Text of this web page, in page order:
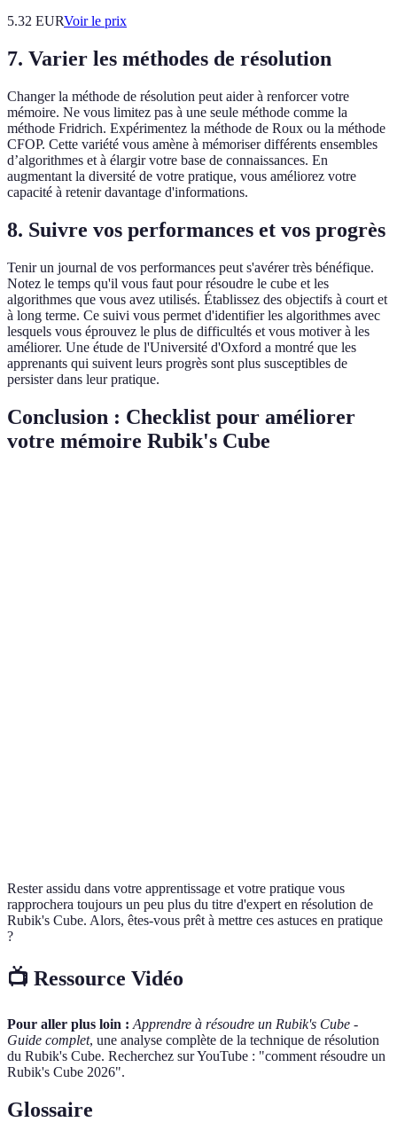
5.32 EURVoir le prix
7. Varier les méthodes de résolution
Changer la méthode de résolution peut aider à renforcer votre
mémoire. Ne vous limitez pas à une seule méthode comme la
méthode Fridrich. Expérimentez la méthode de Roux ou la méthode
CFOP. Cette variété vous amène à mémoriser différents ensembles
d’algorithmes et à élargir votre base de connaissances. En
augmentant la diversité de votre pratique, vous améliorez votre
capacité à retenir davantage d'informations.
8. Suivre vos performances et vos progrès
Tenir un journal de vos performances peut s'avérer très bénéfique.
Notez le temps qu'il vous faut pour résoudre le cube et les
algorithmes que vous avez utilisés. Établissez des objectifs à court et
à long terme. Ce suivi vous permet d'identifier les algorithmes avec
lesquels vous éprouvez le plus de difficultés et vous motiver à les
améliorer. Une étude de l'Université d'Oxford a montré que les
apprenants qui suivent leurs progrès sont plus susceptibles de
persister dans leur pratique.
Conclusion : Checklist pour améliorer
votre mémoire Rubik's Cube
Rester assidu dans votre apprentissage et votre pratique vous
rapprochera toujours un peu plus du titre d'expert en résolution de
Rubik's Cube. Alors, êtes-vous prêt à mettre ces astuces en pratique
?
📺 Ressource Vidéo
Pour aller plus loin : Apprendre à résoudre un Rubik's Cube -
Guide complet, une analyse complète de la technique de résolution
du Rubik's Cube. Recherchez sur YouTube : "comment résoudre un
Rubik's Cube 2026".
Glossaire